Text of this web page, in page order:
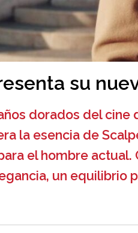
su
dorados del
la esencia de
el hombre actual.
un equilibrio